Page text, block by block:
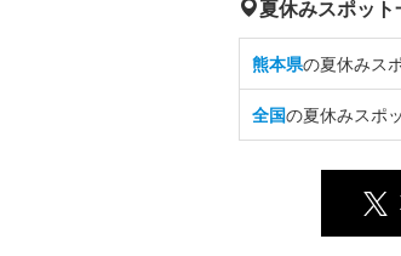
夏休みスポット
熊本県の夏休みス
全国の夏休みスポ